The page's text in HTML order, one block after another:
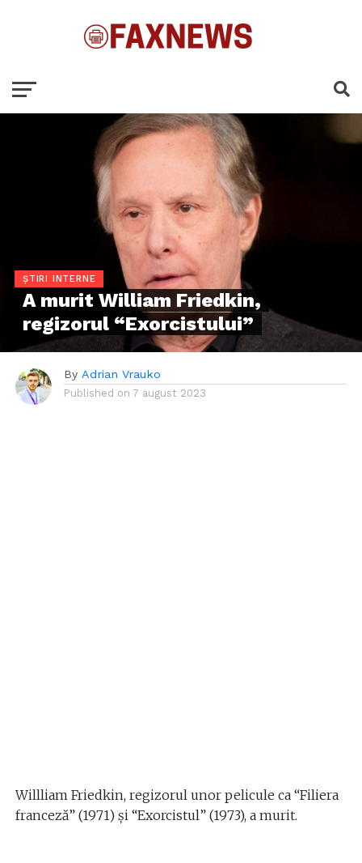
ȘTIRI INTERNE
A murit William Friedkin,
regizorul “Exorcistului”
By Adrian Vrauko
Published on 7 august 2023
Willliam Friedkin, regizorul unor pelicule ca “Filiera
franceză” (1971) şi “Exorcistul” (1973), a murit.